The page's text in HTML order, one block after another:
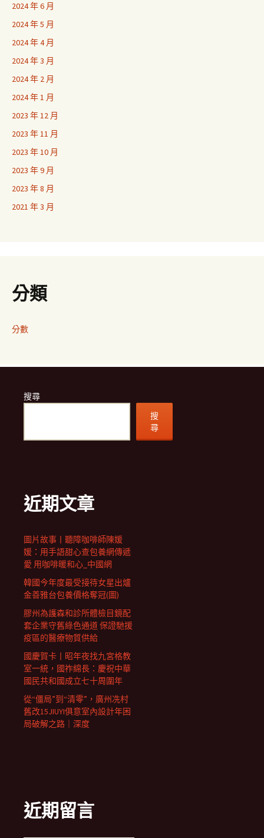
2024 年 6 月
2024 年 5 月
2024 年 4 月
2024 年 3 月
2024 年 2 月
2024 年 1 月
2023 年 12 月
2023 年 11 月
2023 年 10 月
2023 年 9 月
2023 年 8 月
2021 年 3 月
分類
分數
搜尋
搜
尋
近期文章
圖片故事丨聽障咖啡師陳媛
媛：用手語甜心查包養網傳遞
愛 用咖啡暖和心_中國網
韓國今年度最受接待女星出爐
金善雅台包養價格奪冠(圖)
膠州為護森和診所體檢目鏡配
套企業守舊綠色通道 保證馳援
疫區的醫療物質供給
國慶賀卡丨昭年夜找九宮格教
室一統，國祚綿長：慶祝中華
國民共和國成立七十周圍年
從“僵局”到“清零”，廣州冼村
舊改15JIUYI俱意室內設計年困
局破解之路｜深度
近期留言